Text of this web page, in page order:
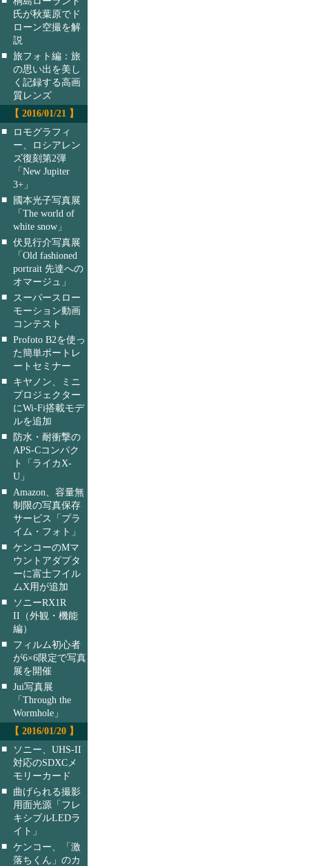
氏が秋葉原でド
ローン空撮を解
説
■ 旅フォト編：旅
の思い出を美し
く記録する高画
質レンズ
【 2016/01/21 】
■
ロモグラフィ
ー、ロシアレン
ズ復刻第2弾
「New Jupiter
3+」
■
國本光子写真展
「The world of
white snow」
■ 伏見行介写真展
「Old fashioned
portrait 先達への
オマージュ」
■
スーパースロー
モーション動画
コンテスト
■ Profoto B2を使っ
た簡単ポートレ
ートセミナー
■
キヤノン、ミニ
プロジェクター
にWi-Fi搭載モデ
ルを追加
■
防水・耐衝撃の
APS-Cコンパク
ト「ライカX-
U」
■
Amazon、容量無
制限の写真保存
サービス「プラ
イム・フォト」
■ ケンコーのMマ
ウントアダプタ
ーに富士フイル
ムX用が追加
■
ソニーRX1R
II（外観・機能
編）
■
フィルム初心者
が6×6限定で写真
展を開催
■ Jui写真展
「Through the
Wormhole」
【 2016/01/20 】
■
ソニー、UHS-II
対応のSDXCメ
モリーカード
■
曲げられる撮影
用面光源「フレ
キシブルLEDラ
イト」
■ ケンコー、「激
落ちくん」のカ